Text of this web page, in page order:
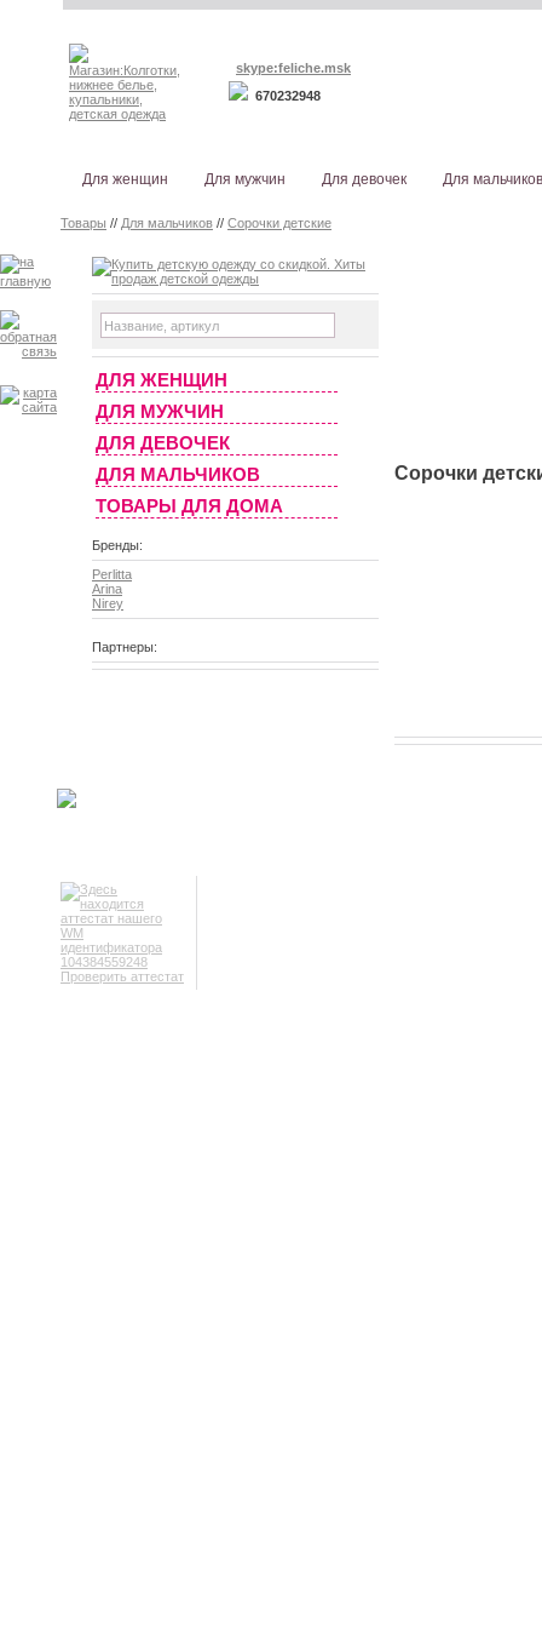
skype:feliche.msk
670232948
Для женщин Для мужчин Для девочек Для мальчиков
Товары // Для мальчиков // Сорочки детские
ДЛЯ ЖЕНЩИН
ДЛЯ МУЖЧИН
ДЛЯ ДЕВОЧЕК
ДЛЯ МАЛЬЧИКОВ
ТОВАРЫ ДЛЯ ДОМА
Бренды:
Perlitta
Arina
Nirey
Партнеры:
Сорочки
Проверить аттестат